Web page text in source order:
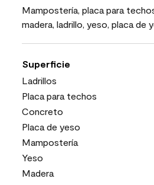
Mampostería, placa para
madera, ladrillo, yeso, placa de
Superficie
Ladrillos
Placa para techos
Concreto
Placa de yeso
Mampostería
Yeso
Madera